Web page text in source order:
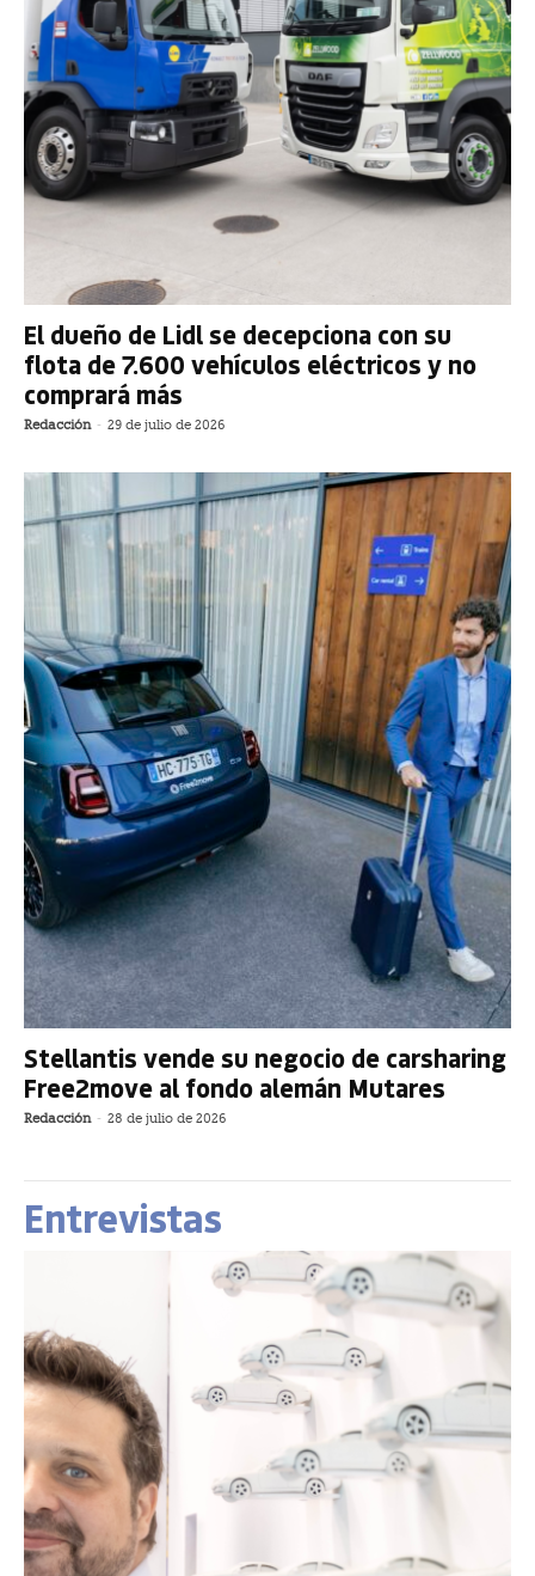
El dueño de Lidl se decepciona con su
flota de 7.600 vehículos eléctricos y no
comprará más
Redacción - 29 de julio de 2026
Stellantis vende su negocio de carsharing
Free2move al fondo alemán Mutares
Redacción - 28 de julio de 2026
Entrevistas